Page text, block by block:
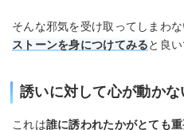
そんな邪気を受け取ってしまわな
ストーンを身につけてみると良い
誘いに対して心が動か
これは誰に誘われたかがとても